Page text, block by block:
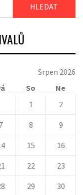
Srpen 2026
So
Ne
1
2
7 8 9
15 16
22 23
29 30